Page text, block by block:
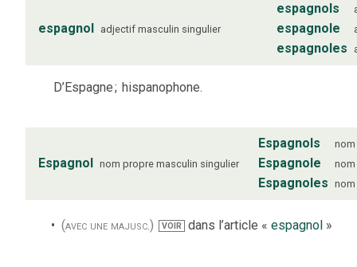
espagnol adjectif masculin singulier
espagnols
espagnole
espagnoles
D’Espagne; hispanophone.
Espagnol nom propre masculin singulier
Espagnols
Espagnole
Espagnoles
(avec une majusc.) VOIR dans l’article « espagnol»